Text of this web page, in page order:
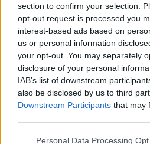
section to confirm your selection.
opt-out request is processed you
interest-based ads based on
us or personal information
your opt-out. You may separately
disclosure of your personal
IAB’s list of downstream
also be disclosed by us to third
Downstream Participants that may
Personal Data Processing
Η βιταμίνη C είναι ένα
αντιοξειδωτικό που
λειτουργία του
Ωστόσο, το σώμα δεν
μόνο τουβιταμίνηC,
σημαντικό να
πλούσια σε αυτήν στη